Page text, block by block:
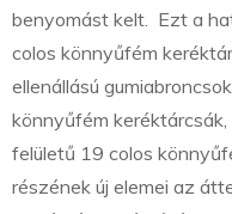
benyomást kelt. Ezt a
colos könnyűfém
ellenállású
könnyűfém keréktárcsák,
felületű 19 colos
részének új elemei az